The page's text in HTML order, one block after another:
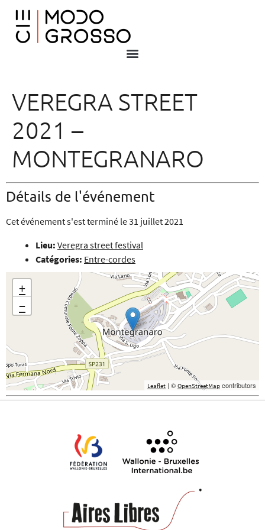
VEREGRA STREET
2021 –
MONTEGRANARO
Détails de l'événement
Cet événement s'est terminé le 31 juillet 2021
Lieu: Veregra street festival
Catégories: Entre-cordes
+
−
Leaflet | © OpenStreetMap contributors